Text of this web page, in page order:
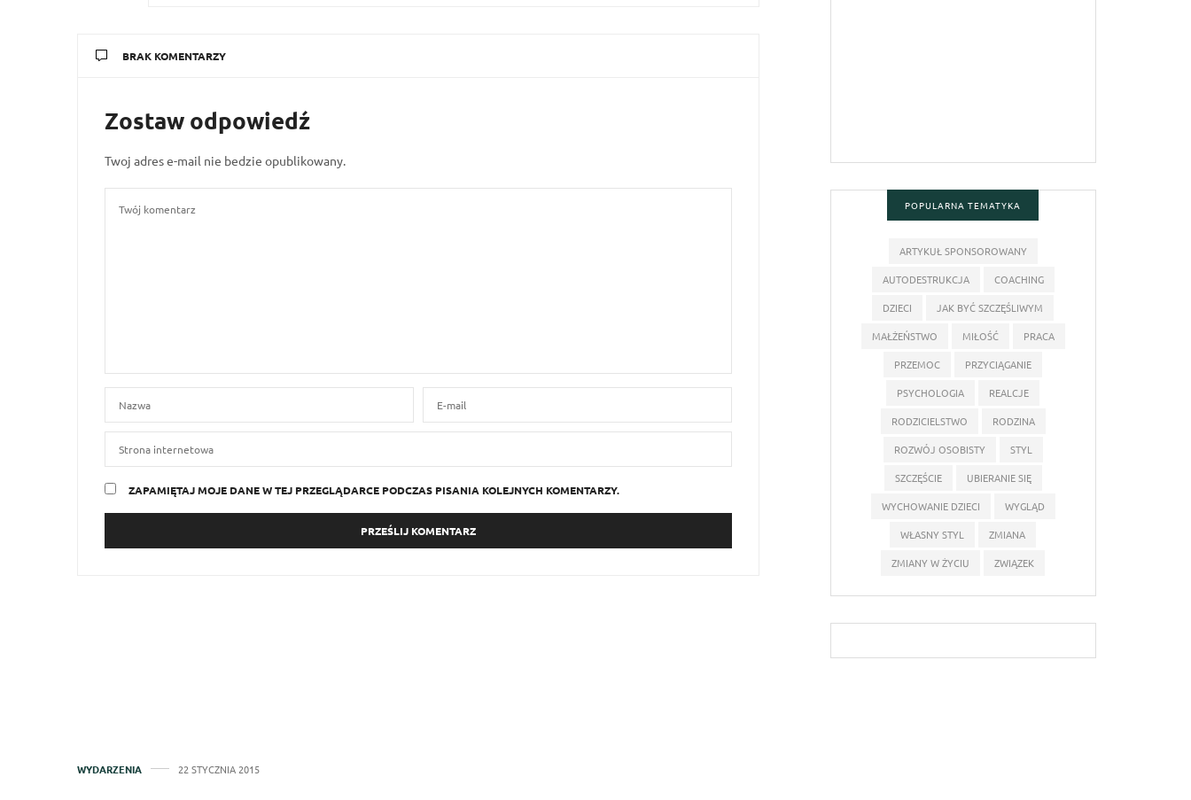
BRAK KOMENTARZY
Zostaw odpowiedź
Twoj adres e-mail nie bedzie opublikowany.
ZAPAMIĘTAJ MOJE DANE W TEJ PRZEGLĄDARCE PODCZAS PISANIA KOLEJNYCH KOMENTARZY.
POPULARNA TEMATYKA
ARTYKUŁ SPONSOROWANY
AUTODESTRUKCJA
COACHING
DZIECI
JAK BYĆ SZCZĘŚLIWYM
MAŁŻEŃSTWO
MIŁOŚĆ
PRACA
PRZEMOC
PRZYCIĄGANIE
PSYCHOLOGIA
REALCJE
RODZICIELSTWO
RODZINA
ROZWÓJ OSOBISTY
STYL
SZCZĘŚCIE
UBIERANIE SIĘ
WYCHOWANIE DZIECI
WYGLĄD
WŁASNY STYL
ZMIANA
ZMIANY W ŻYCIU
ZWIĄZEK
WYDARZENIA 22 STYCZNIA 2015